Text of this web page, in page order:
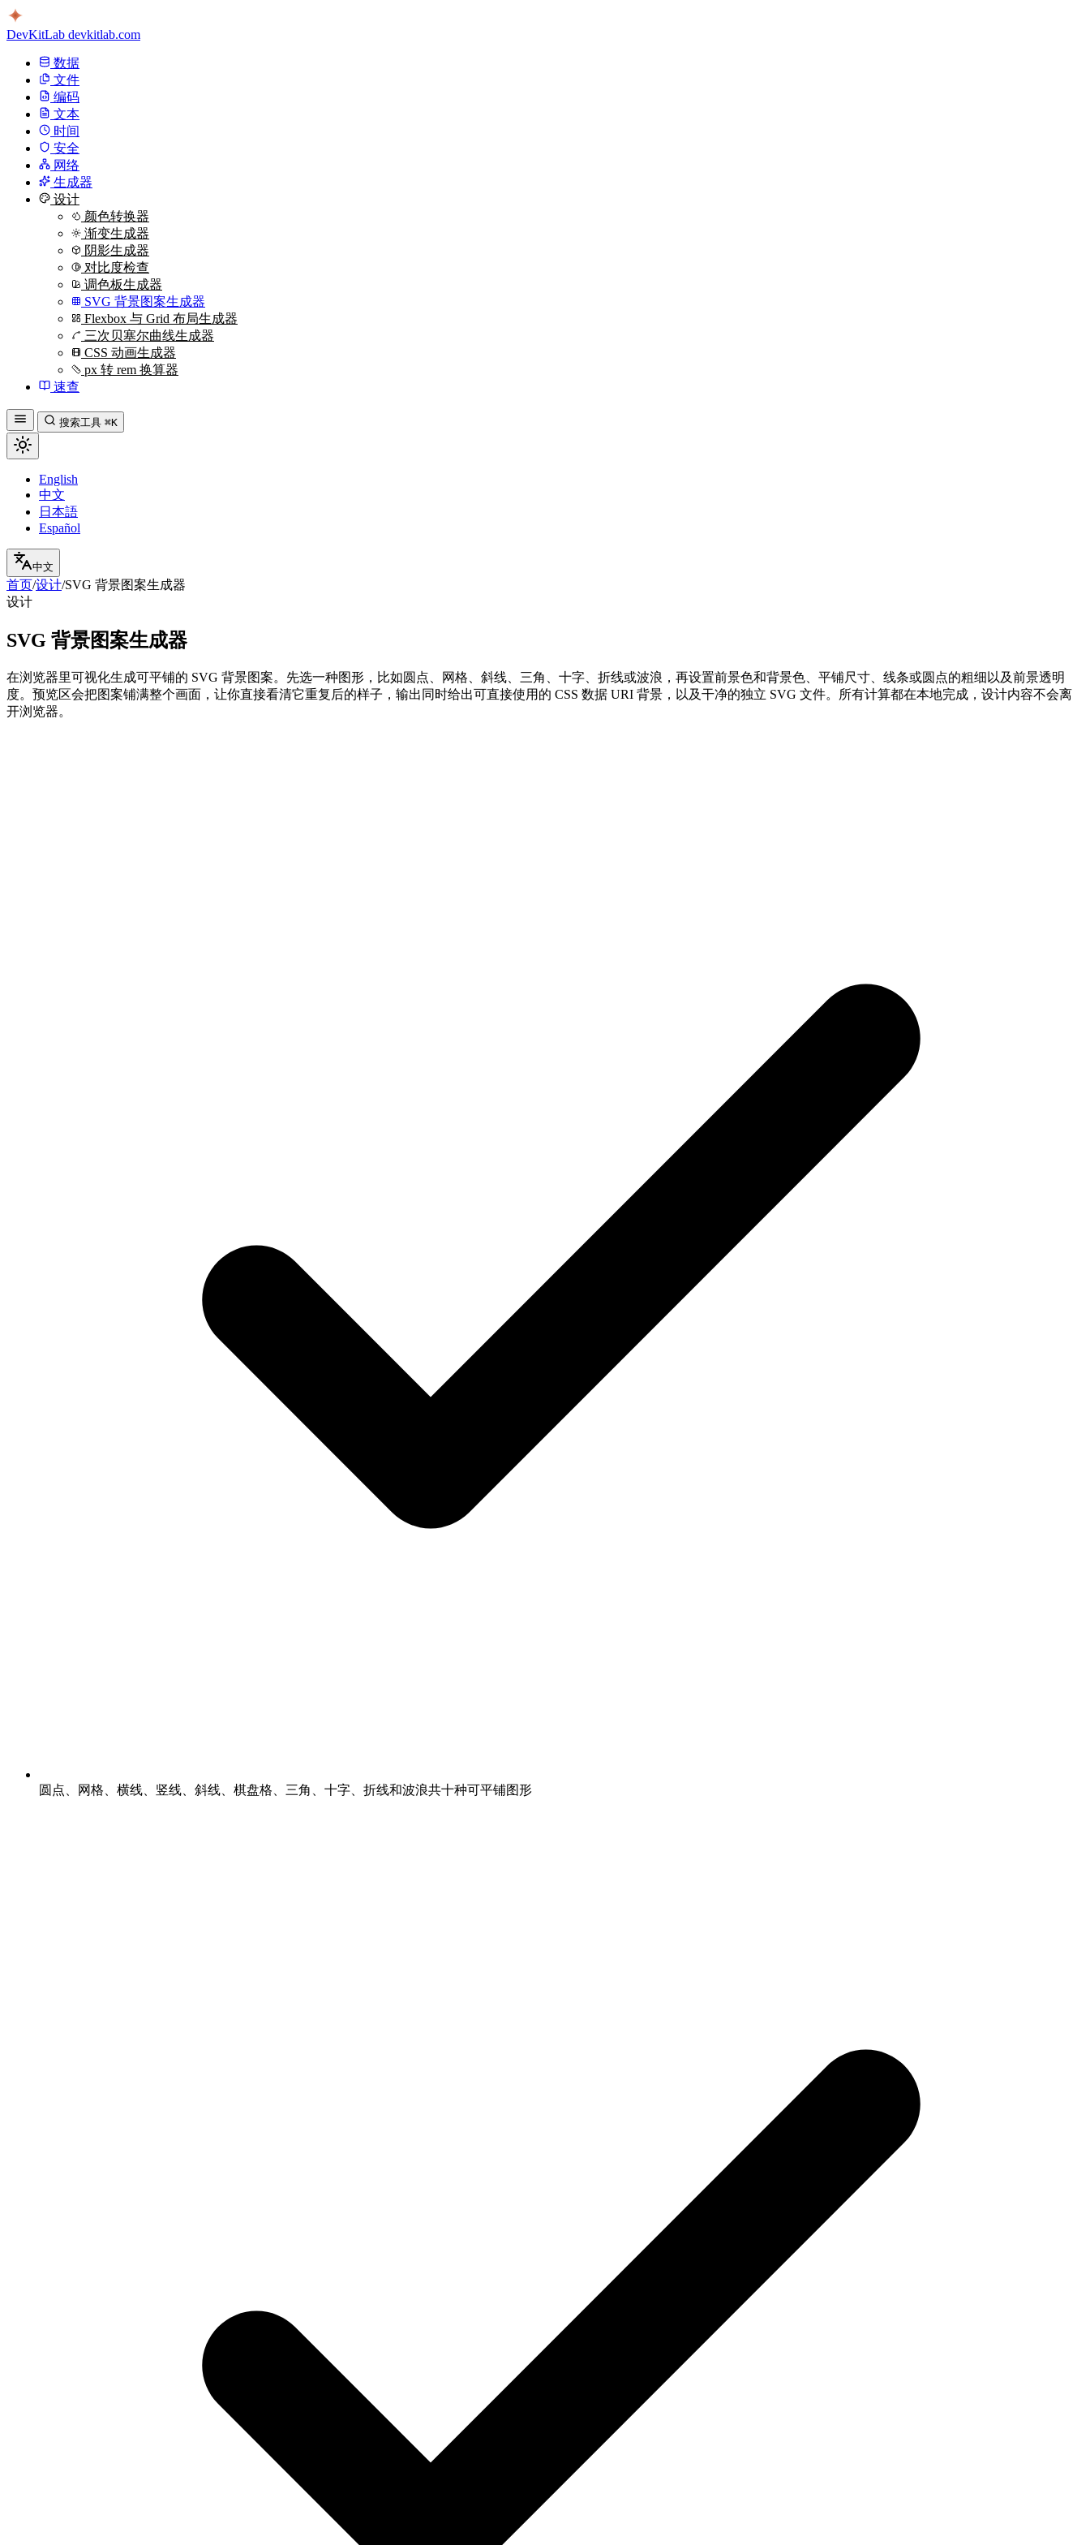
DevKitLab devkitlab.com
数据
文件
编码
文本
时间
安全
网络
生成器
设计
颜色转换器
渐变生成器
阴影生成器
对比度检查
调色板生成器
SVG 背景图案生成器
Flexbox 与 Grid 布局生成器
三次贝塞尔曲线生成器
CSS 动画生成器
px 转 rem 换算器
速查
搜索工具 ⌘K
English
中文
日本語
Español
中文
首页/设计/SVG 背景图案生成器
设计
SVG 背景图案生成器
在浏览器里可视化生成可平铺的 SVG 背景图案。先选一种图形，比如圆点、网格、斜线、三角、十字、折线或波浪，再设置前景色和背景色、平铺尺寸、线条或圆点的粗细以及前景透明
度。预览区会把图案铺满整个画面，让你直接看清它重复后的样子，输出同时给出可直接使用的 CSS 数据 URI 背景，以及干净的独立 SVG 文件。所有计算都在本地完成，设计内容不会离
开浏览器。
圆点、网格、横线、竖线、斜线、棋盘格、三角、十字、折线和波浪共十种可平铺图形